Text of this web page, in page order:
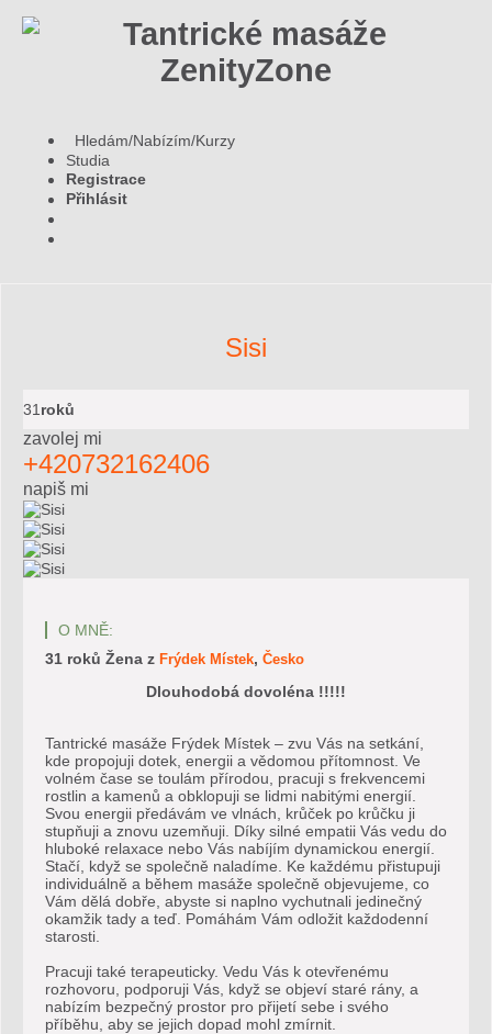
Hledám/Nabízím/Kurzy
Studia
Registrace
Přihlásit
Sisi
31 roků
zavolej mi
+420732162406
napiš mi
O MNĚ:
31 roků Žena z Frýdek Místek, Česko
Dlouhodobá dovoléna !!!!!
Tantrické masáže Frýdek Místek – zvu Vás na setkání,
kde propojuji dotek, energii a vědomou přítomnost. Ve
volném čase se toulám přírodou, pracuji s frekvencemi
rostlin a kamenů a obklopuji se lidmi nabitými energií.
Svou energii předávám ve vlnách, krůček po krůčku ji
stupňuji a znovu uzemňuji. Díky silné empatii Vás vedu do
hluboké relaxace nebo Vás nabíjím dynamickou energií.
Stačí, když se společně naladíme. Ke každému přistupuji
individuálně a během masáže společně objevujeme, co
Vám dělá dobře, abyste si naplno vychutnali jedinečný
okamžik tady a teď. Pomáhám Vám odložit každodenní
starosti.
Pracuji také terapeuticky. Vedu Vás k otevřenému
rozhovoru, podporuji Vás, když se objeví staré rány, a
nabízím bezpečný prostor pro přijetí sebe i svého
příběhu, aby se jejich dopad mohl zmírnit.